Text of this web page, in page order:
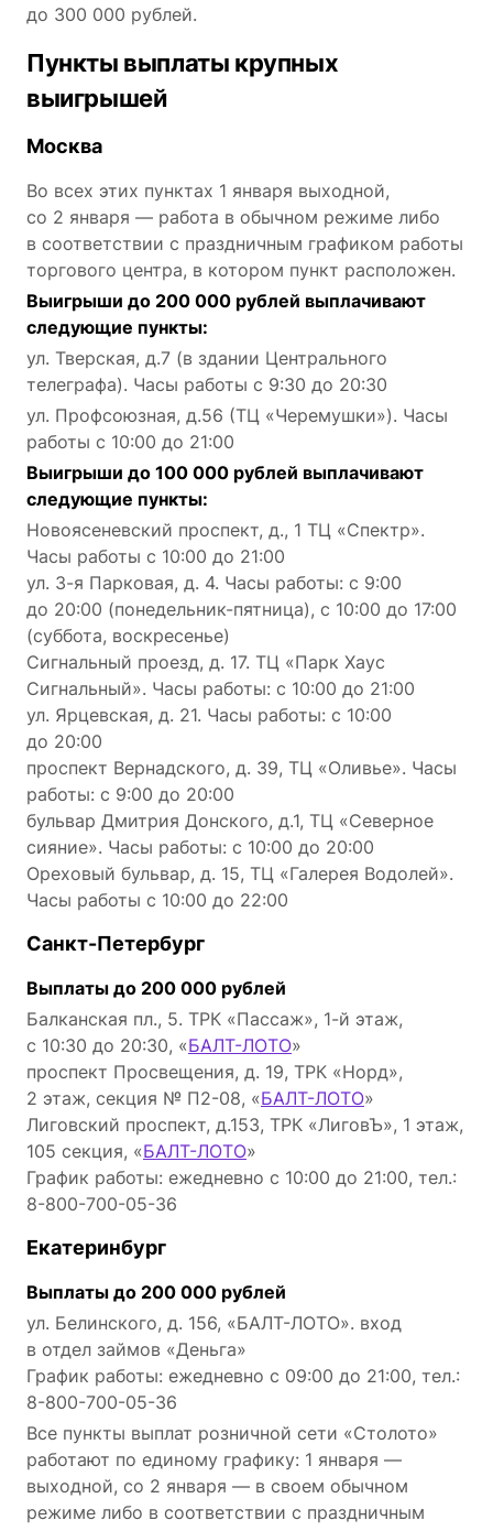
до 300 000 рублей.
Пункты выплаты крупных
выигрышей
Москва
Во всех этих пунктах 1 января выходной,
со 2 января — работа в обычном режиме либо
в соответствии с праздничным графиком работы
торгового центра, в котором пункт расположен.
Выигрыши до 200 000 рублей выплачивают
следующие пункты:
ул. Тверская, д.7 (в здании Центрального
телеграфа). Часы работы с 9:30 до 20:30
ул. Профсоюзная, д.56 (ТЦ «Черемушки»). Часы
работы с 10:00 до 21:00
Выигрыши до 100 000 рублей выплачивают
следующие пункты:
Новоясеневский проспект, д., 1 ТЦ «Спектр».
Часы работы с 10:00 до 21:00
ул. 3-я Парковая, д. 4. Часы работы: с 9:00
до 20:00 (понедельник-пятница), с 10:00 до 17:00
(суббота, воскресенье)
Сигнальный проезд, д. 17. ТЦ «Парк Хаус
Сигнальный». Часы работы: с 10:00 до 21:00
ул. Ярцевская, д. 21. Часы работы: с 10:00
до 20:00
проспект Вернадского, д. 39, ТЦ «Оливье». Часы
работы: с 9:00 до 20:00
бульвар Дмитрия Донского, д.1, ТЦ «Северное
сияние». Часы работы: с 10:00 до 20:00
Ореховый бульвар, д. 15, ТЦ «Галерея Водолей».
Часы работы с 10:00 до 22:00
Санкт-Петербург
Выплаты до 200 000 рублей
Балканская пл., 5. ТРК «Пассаж», 1-й этаж,
с 10:30 до 20:30, «БАЛТ-ЛOTO»
проспект Просвещения, д. 19, ТРК «Норд»,
2 этаж, секция № П2-08, «БАЛТ-ЛOTO»
Лиговский проспект, д.153, ТРК «ЛиговЪ», 1 этаж,
105 секция, «БАЛТ-ЛOTO»
График работы: ежедневно с 10:00 до 21:00, тел.:
8-800-700-05-36
Екатеринбург
Выплаты до 200 000 рублей
ул. Белинского, д. 156, «БАЛТ-ЛOTO». вход
в отдел займов «Деньга»
График работы: ежедневно c 09:00 до 21:00, тел.:
8-800-700-05-36
Все пункты выплат розничной сети «Столото»
работают по единому графику: 1 января —
выходной, со 2 января — в своем обычном
режиме либо в соответствии с праздничным